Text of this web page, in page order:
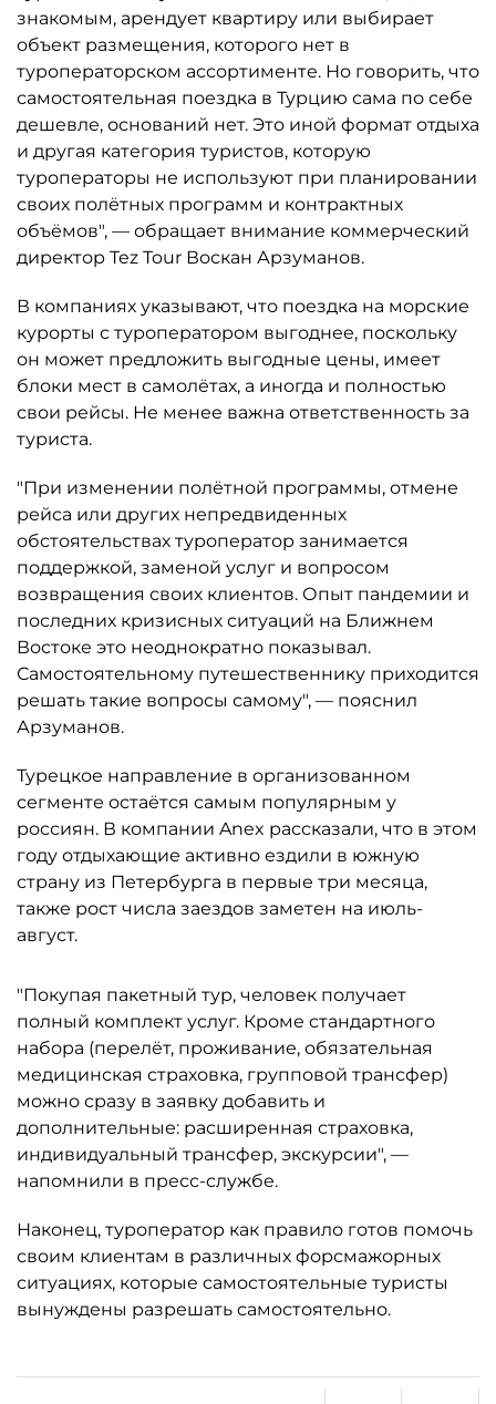
знакомым, арендует квартиру или выбирает
объект размещения, которого нет в
туроператорском ассортименте. Но говорить, что
самостоятельная поездка в Турцию сама по себе
дешевле, оснований нет. Это иной формат отдыха
и другая категория туристов, которую
туроператоры не используют при планировании
своих полётных программ и контрактных
объёмов", — обращает внимание коммерческий
директор Tez Tour Воскан Арзуманов.
В компаниях указывают, что поездка на морские
курорты с туроператором выгоднее, поскольку
он может предложить выгодные цены, имеет
блоки мест в самолётах, а иногда и полностью
свои рейсы. Не менее важна ответственность за
туриста.
"При изменении полётной программы, отмене
рейса или других непредвиденных
обстоятельствах туроператор занимается
поддержкой, заменой услуг и вопросом
возвращения своих клиентов. Опыт пандемии и
последних кризисных ситуаций на Ближнем
Востоке это неоднократно показывал.
Самостоятельному путешественнику приходится
решать такие вопросы самому", — пояснил
Арзуманов.
Турецкое направление в организованном
сегменте остаётся самым популярным у
россиян. В компании Anex рассказали, что в этом
году отдыхающие активно ездили в южную
страну из Петербурга в первые три месяца,
также рост числа заездов заметен на июль-
август.
"Покупая пакетный тур, человек получает
полный комплект услуг. Кроме стандартного
набора (перелёт, проживание, обязательная
медицинская страховка, групповой трансфер)
можно сразу в заявку добавить и
дополнительные: расширенная страховка,
индивидуальный трансфер, экскурсии", —
напомнили в пресс-службе.
Наконец, туроператор как правило готов помочь
своим клиентам в различных форсмажорных
ситуациях, которые самостоятельные туристы
вынуждены разрешать самостоятельно.